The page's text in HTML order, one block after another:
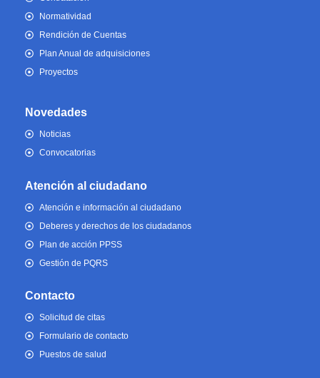
Normatividad
Rendición de Cuentas
Plan Anual de adquisiciones
Proyectos
Novedades
Noticias
Convocatorias
Atención al ciudadano
Atención e información al ciudadano
Deberes y derechos de los ciudadanos
Plan de acción PPSS
Gestión de PQRS
Contacto
Solicitud de citas
Formulario de contacto
Puestos de salud